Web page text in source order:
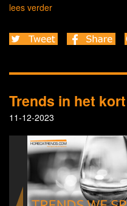
lees verder
Trends in het
11-12-2023